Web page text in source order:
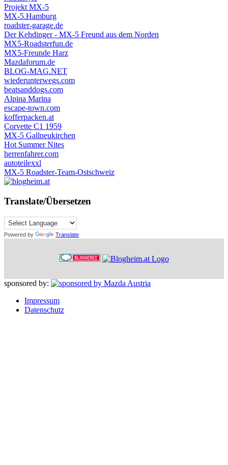
Projekt MX-5
MX-5.Hamburg
roadster-garage.de
Der Kehdinger - MX-5 Freund aus dem Norden
MX5-Roadsterfun.de
MX5-Freunde Harz
Mazdaforum.de
BLOG-MAG.NET
wiederunterwegs.com
beatsanddogs.com
Alpina Marina
escape-town.com
kofferpacken.at
Corvette C1 1959
MX-5 Gallneukirchen
Hot Summer Nites
herrenfahrer.com
autoteilexxl
MX-5 Roadster-Team-Ostschweiz
Translate/Übersetzen
Powered by Translate
sponsored by:
Impressum
Datenschutz